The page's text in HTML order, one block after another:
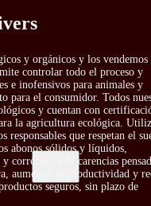
y orgánicos y los vendemos
controlar todo el proceso y
e inofensivos para animales y
para el consumidor. Todos
y cuentan con
la agricultura ecológica.
responsables que respetan el
abonos sólidos y líquidos,
correctores de carencias
aumentar la productividad y
seguros, sin plazo de